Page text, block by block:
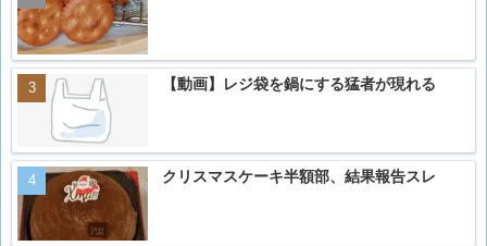
【動画】レジ袋を鍋にする猛者が現れる
クリスマスケーキ半額部、結果報告スレ